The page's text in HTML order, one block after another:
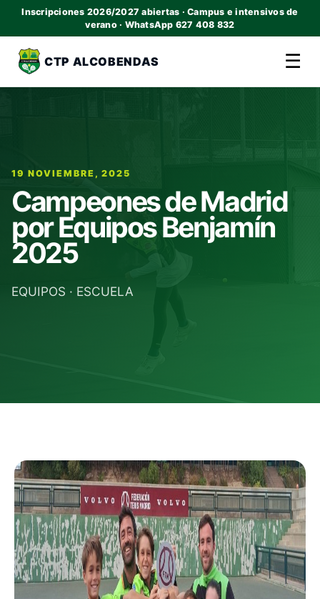
Inscripciones 2026/2027 abiertas · Campus e intensivos de
verano · WhatsApp 627 408 832
CTP ALCOBENDAS ☰
19 NOVIEMBRE, 2025
Campeones de Madrid
por Equipos Benjamín
2025
EQUIPOS · ESCUELA